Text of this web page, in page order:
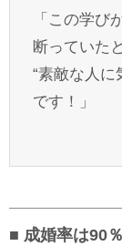
「この学び
断っていた
“素敵な人に
です！」
■ 成婚率は90